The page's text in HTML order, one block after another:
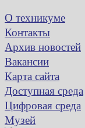
О техникуме
Контакты
Архив новостей
Вакансии
Карта сайта
Доступная среда
Цифровая среда
Музей